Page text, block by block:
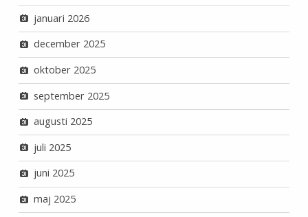
januari 2026
december 2025
oktober 2025
september 2025
augusti 2025
juli 2025
juni 2025
maj 2025